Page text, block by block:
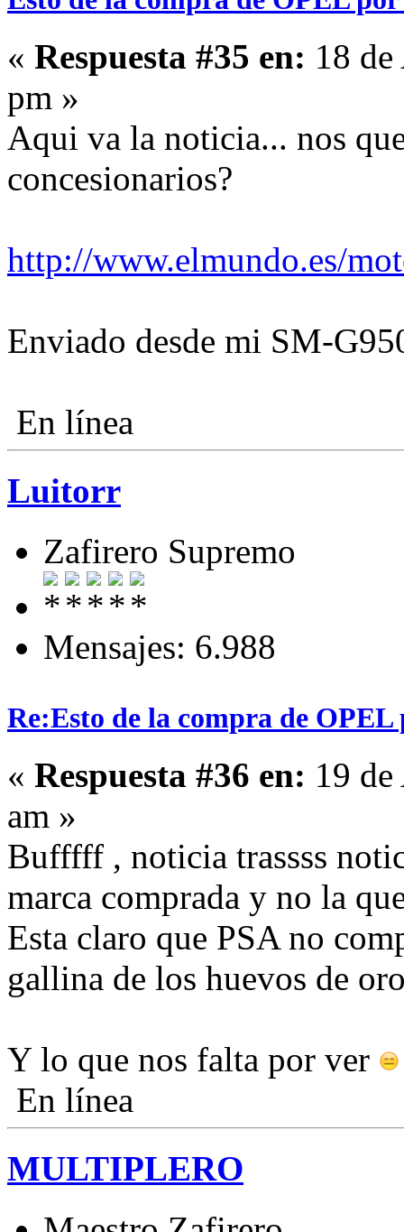
« Respuesta #35 en: 18
pm »
Aqui va la noticia... nos
concesionarios?
http://www.elmundo.es/
Enviado desde mi SM-
En línea
Luitorr
Zafirero Supremo
Mensajes: 6.988
Re:Esto de la compra de
« Respuesta #36 en: 19
am »
Bufffff , noticia trassss
marca comprada y no la
Esta claro que PSA no
gallina de los huevos de
Y lo que nos falta por ver
En línea
MULTIPLERO